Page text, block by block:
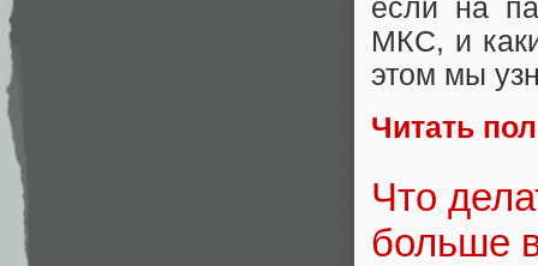
если на
МКС, и
этом мы
Читать
Что
больше